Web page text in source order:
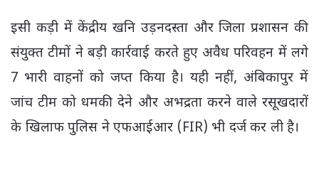
इसी कड़ी में केंद्रीय खनि उड़नदस्ता और जिला प्रशासन की
संयुक्त टीमों ने बड़ी कार्रवाई करते हुए अवैध परिवहन में लगे
7 भारी वाहनों को जप्त किया है। यही नहीं, अंबिकापुर में
जांच टीम को धमकी देने और अभद्रता करने वाले रसूखदारों
के खिलाफ पुलिस ने एफआईआर (FIR) भी दर्ज कर ली है।